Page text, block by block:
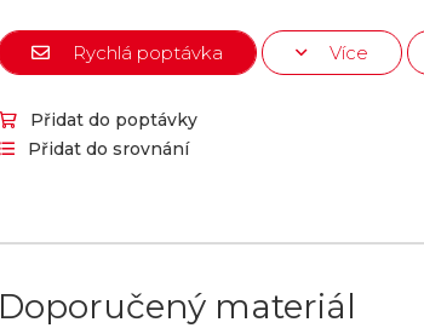
Rychlá poptávka Více
Přidat do poptávky
Přidat do srovnání
Doporučený materiál